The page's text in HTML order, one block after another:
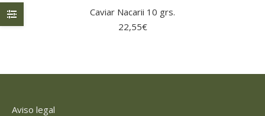
Caviar Nacarii 10 grs.
22,55€
Aviso legal